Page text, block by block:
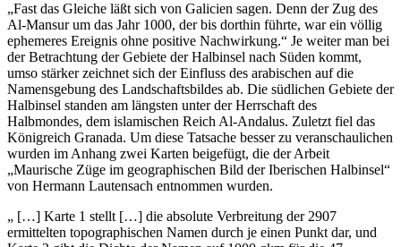
„Fast das Gleiche läßt sich von Galicien sagen. Denn der Zug des
Al-Mansur um das Jahr 1000, der bis dorthin führte, war ein völlig
ephemeres Ereignis ohne positive Nachwirkung.“ Je weiter man bei
der Betrachtung der Gebiete der Halbinsel nach Süden kommt,
umso stärker zeichnet sich der Einfluss des arabischen auf die
Namensgebung des Landschaftsbildes ab. Die südlichen Gebiete der
Halbinsel standen am längsten unter der Herrschaft des
Halbmondes, dem islamischen Reich Al-Andalus. Zuletzt fiel das
Königreich Granada. Um diese Tatsache besser zu veranschaulichen
wurden im Anhang zwei Karten beigefügt, die der Arbeit
„Maurische Züge im geographischen Bild der Iberischen Halbinsel“
von Hermann Lautensach entnommen wurden.
„ […] Karte 1 stellt […] die absolute Verbreitung der 2907
ermittelten topographischen Namen durch je einen Punkt dar, und